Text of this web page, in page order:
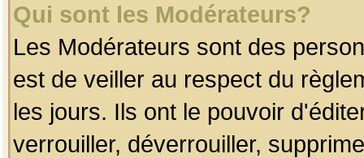
Qui sont les Modérateurs?
Les Modérateurs sont des
est de veiller au respect du
les jours. Ils ont le pouvoir
verrouiller, déverrouiller,